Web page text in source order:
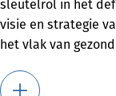
sleutelrol in het
visie en strategie
het vlak van